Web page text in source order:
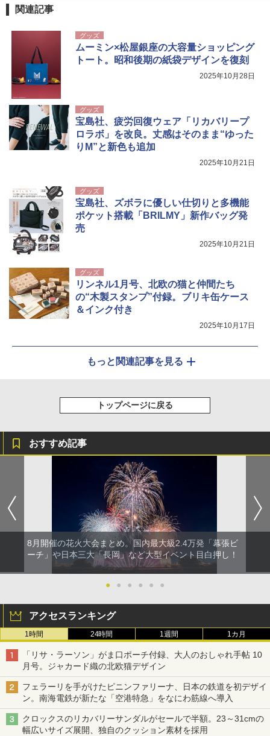
関連記事
グッズ
ムーミン×松屋銀座の大容量ショッピング
トート。昭和後期の紙袋デザインを復刻
2025年10月28日
グッズ
宝島社、疲労回復ウェア「リカバリープ
ロラボ」を改良。丈感はそのまま“ゆった
りM”と新色も追加
2025年10月21日
グッズ
宝島社、ズボラに優しい仕切りと多機能
ポケット搭載「BRILMY」新作バッグ発
売
2025年10月21日
グッズ
リンネル1月号、北欧の猫と仲間たち
の“木製スタンプ”付録。ブリキ缶ケース
＆インク付き
2025年10月17日
もっと関連記事を見る
トップページに戻る
おすすめ記事
8月開催の花火大会まとめ。国内最大級2.4万発「幕張ビ
ーチ」や日本三大「長岡」など大型イベント目白押し！
● ● ● ● ● ●
アクセスランキング
1時間 24時間 1週間 1カ月
「リサ・ラーソン」がま口ポーチ付録、大人のおしゃれ手帖 10
月号。ジャカード織の北欧猫デザイン
フェラーリを手がけたピニンファリーナ、日本の鉄道を初デザイ
ン。南海電鉄が新たな「空港特急」をなにわ筋線へ導入
クロックスのリカバリーサンダルがセールで半額。23～31cmの
幅広いサイズ展開、独自のクッション素材を採用